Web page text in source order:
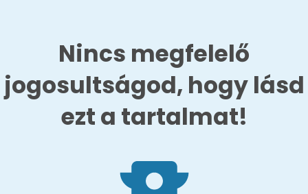
Nincs megfelelő
jogosultságod, hogy lásd
ezt a tartalmat!